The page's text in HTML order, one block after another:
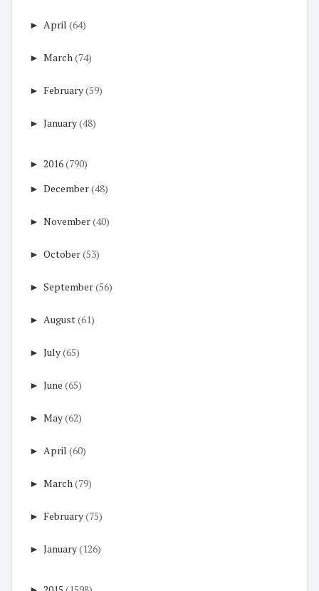
► April (64)
► March(74)
► February(59)
► January(48)
► 2016(790)
► December(48)
► November(40)
► October(53)
► September(56)
► August(61)
► July(65)
► June (65)
► May(62)
► April (60)
► March(79)
► February(75)
► January(126)